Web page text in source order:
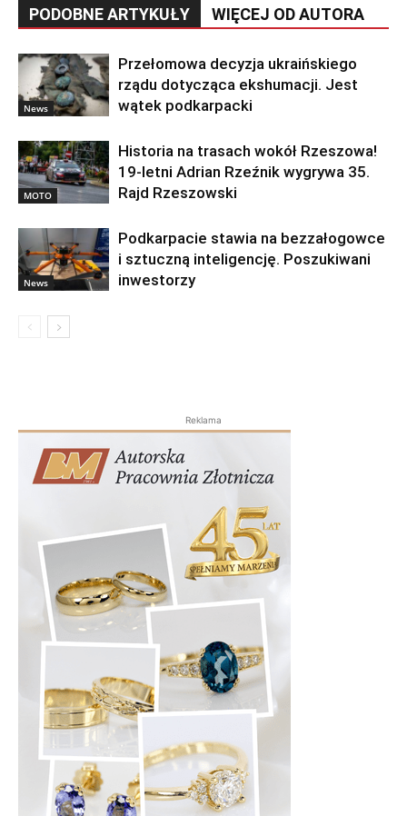
PODOBNE ARTYKUŁY WIĘCEJ OD AUTORA
News
Przełomowa decyzja ukraińskiego
rządu dotycząca ekshumacji. Jest
wątek podkarpacki
MOTO
Historia na trasach wokół Rzeszowa!
19-letni Adrian Rzeźnik wygrywa 35.
Rajd Rzeszowski
News
Podkarpacie stawia na bezzałogowce
i sztuczną inteligencję. Poszukiwani
inwestorzy
Reklama